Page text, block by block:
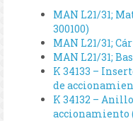
MAN L21/31;
300100)
MAN L21/31;
MAN L21/31;
K 34133 –
de
K 34132 –
accionamiento